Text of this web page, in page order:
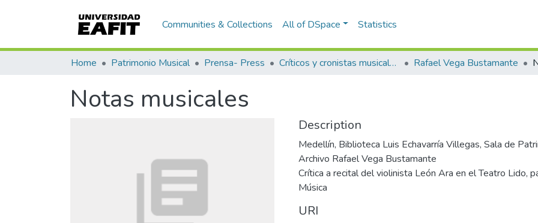
Communities & Collections All of DSpace Statistics
Home Patrimonio Musical Prensa- Press Críticos y cronistas musicales Rafael Vega Bustamante
Notas musicales
Description
Medellín, Biblioteca Luis Echavarría Villegas, Sala de
Archivo Rafael Vega Bustamante
Crítica a recital del violinista León Ara en el Teatro Lido,
Música
URI